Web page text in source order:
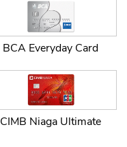
BCA Everyday Card
CIMB Niaga Ultimate